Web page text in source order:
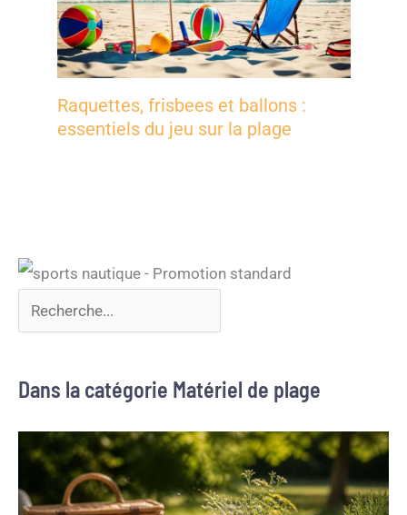
Raquettes, frisbees et ballons :
essentiels du jeu sur la plage
Dans la catégorie Matériel de plage